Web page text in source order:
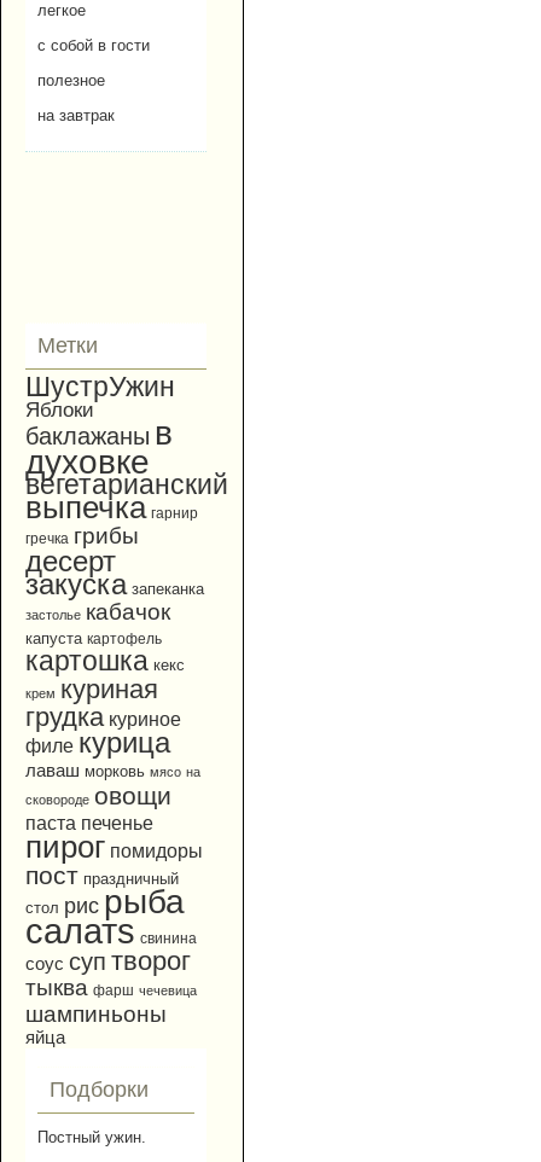
легкое
с собой в гости
полезное
на завтрак
Метки
ШустрУжин
Яблоки
баклажаны в
духовке
вегетарианский
выпечка гарнир
гречка грибы
десерт
закуска запеканка
застолье кабачок
капуста картофель
картошка кекс
крем куриная
грудка куриное
филе курица
лаваш морковь мясо на
сковороде овощи
паста печенье
пирог помидоры
пост праздничный
стол рис рыба
салатs свинина
соус суп творог
тыква фарш чечевица
шампиньоны
яйца
Подборки
Постный ужин.